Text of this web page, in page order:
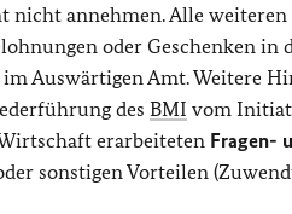
nicht annehmen. Alle
oder Geschenken in
Auswärtigen Amt. Weitere
des BMI vom
erarbeiteten Fragen-
sonstigen Vorteilen